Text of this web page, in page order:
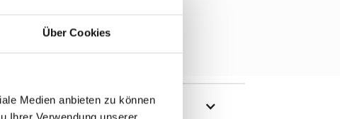
Über Cookies
Medien anbieten zu können